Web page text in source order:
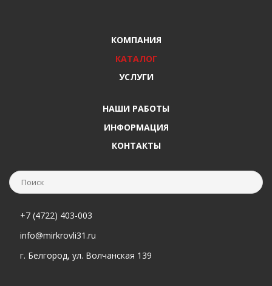
КОМПАНИЯ
КАТАЛОГ
УСЛУГИ
НАШИ РАБОТЫ
ИНФОРМАЦИЯ
КОНТАКТЫ
+7 (4722) 403-003
info@mirkrovli31.ru
г. Белгород, ул. Волчанская 139